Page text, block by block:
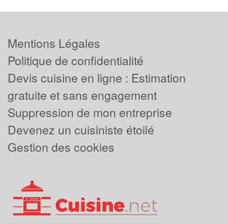
Mentions Légales
Politique de confidentialité
Devis cuisine en ligne : Estimation
gratuite et sans engagement
Suppression de mon entreprise
Devenez un cuisiniste étoilé
Gestion des cookies